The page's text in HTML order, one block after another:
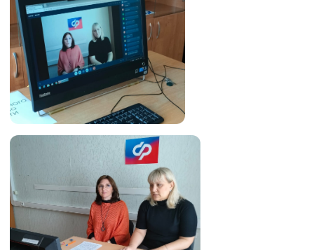
Цвет сайта
Монохромный Инверсивный
Синий фон
Изображения
Включены Выключены
Звуковой ассистент
Воспроизвести Остановить